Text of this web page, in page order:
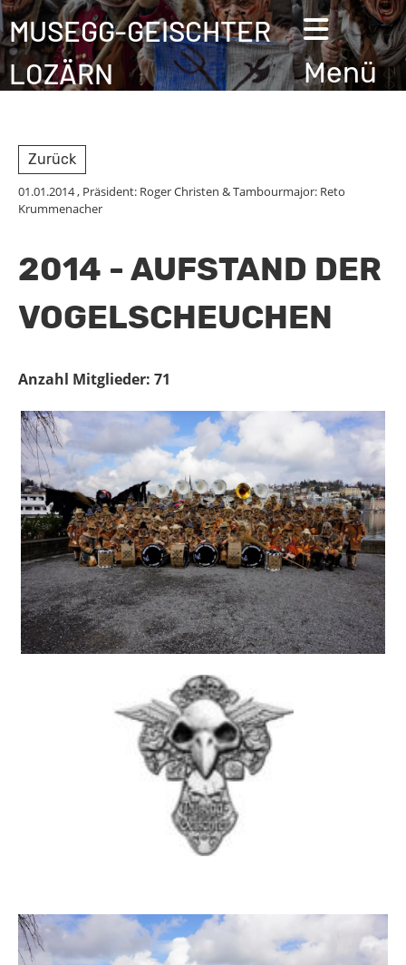
MUSEGG-GEISCHTER
LOZÄRN
Menü
Zurück
01.01.2014, Präsident: Roger Christen & Tambourmajor: Reto
Krummenacher
2014 - AUFSTAND DER
VOGELSCHEUCHEN
Anzahl Mitglieder: 71